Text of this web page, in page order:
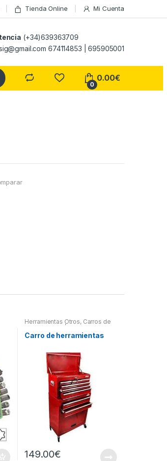
Tienda Online Mi Cuenta
(+34)639363709
674114853 | 695905001
0
0.00€
Herramientas Otros, Carros de
Herramientas | Bancos
Carro de herramientas
149.00€